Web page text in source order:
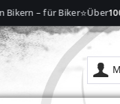
– für Biker⭐Über100.000